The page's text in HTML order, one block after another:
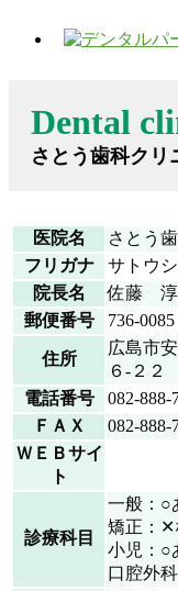
Dental
さとう歯科クリ
医院名
さとう
フリガナ
サトウ
院長名
佐藤 淳
郵便番号
736-0085
住所
広島市
６-２２
電話番号
082-888-
ＦＡＸ
082-888-
ＷＥＢサイ
ト
診療科目
一般：○
矯正：✕
小児：○
口腔外